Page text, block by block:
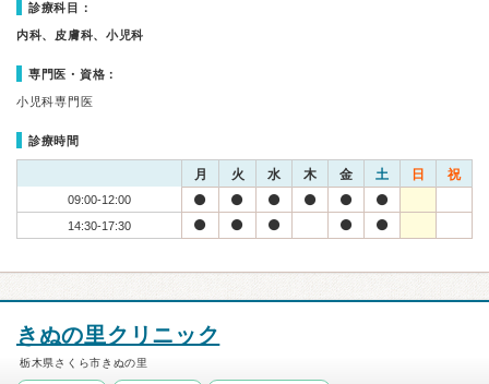
診療科目：
内科、皮膚科、小児科
専門医・資格：
小児科専門医
診療時間
月 火 水 木 金 土 日 祝
09:00-12:00
14:30-17:30
きぬの里クリニック
栃木県さくら市きぬの里